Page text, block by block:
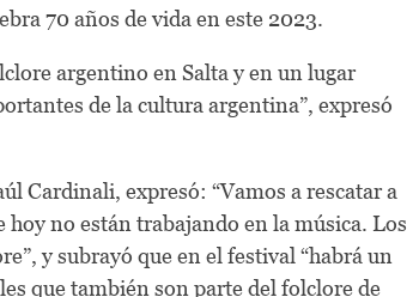
70 años de vida en este 2023.
argentino en Salta y en un lugar
de la cultura argentina”, expresó
Cardinali, expresó: “Vamos a rescatar a
no están trabajando en la música. Los
y subrayó que en el festival “habrá un
que también son parte del folclore de